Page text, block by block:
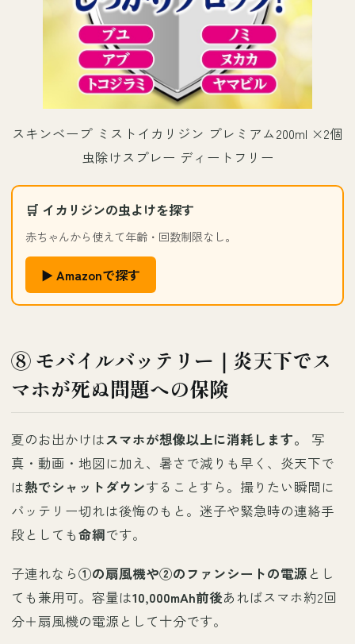
スキンベープ ミストイカリジン プレミアム200ml ×2個
虫除けスプレー ディートフリー
🛒 イカリジンの虫よけを探す
赤ちゃんから使えて年齢・回数制限なし。
▶ Amazonで探す
⑧ モバイルバッテリー｜炎天下でス
マホが死ぬ問題への保険
夏のお出かけはスマホが想像以上に消耗します。
写
真・動画・地図に加え、暑さで減りも早く、炎天下で
は熱でシャットダウンすることすら。撮りたい瞬間に
バッテリー切れは後悔のもと。迷子や緊急時の連絡手
段としても命綱です。
子連れなら①の扇風機や②のファンシートの電源 とし
ても兼用可。容量は10,000mAh前後あればスマホ約2回
分＋扇風機の電源として十分です。